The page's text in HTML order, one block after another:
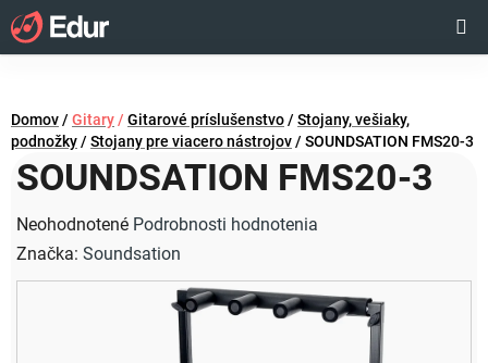
Prejsť
na
obsah
KOŠÍK
Domov/ Gitary / Gitarové príslušenstvo/ Stojany, vešiaky,
podnožky/ Stojany pre viacero nástrojov/ SOUNDSATION FMS20-3
SOUNDSATION FMS20-3
Priemerné
hodnotenie
produktu
Neohodnotené Podrobnosti hodnotenia
Značka: Soundsation